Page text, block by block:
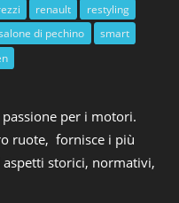
renault
restyling
di pechino
smart
per i motori.
ruote, fornisce i più
storici, normativi,